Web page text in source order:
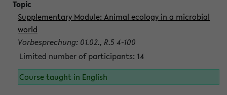
Supplementary Module: Animal ecology in a microbial
world
Vorbesprechung: 01.02., R.5 4-100
Limited number of participants: 14
Course taught in English